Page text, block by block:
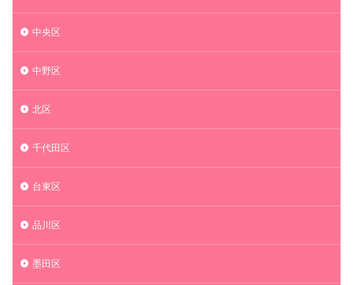
中央区
中野区
北区
千代田区
台東区
品川区
墨田区